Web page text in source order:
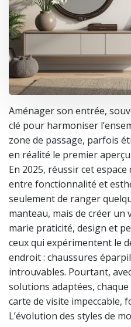
Aménager son entrée,
clé pour harmoniser
zone de passage, parfois
en réalité le premier
En 2025, réussir cet
entre fonctionnalité et
seulement de ranger
manteau, mais de créer un
marie praticité, design et
ceux qui expérimentent le
endroit : chaussures
introuvables. Pourtant,
solutions adaptées,
carte de visite impeccable,
L’évolution des styles de